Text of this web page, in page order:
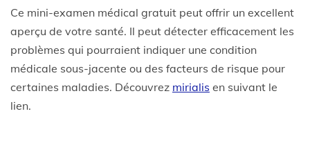
Ce mini-examen médical gratuit peut offrir un excellent
aperçu de votre santé. Il peut détecter efficacement les
problèmes qui pourraient indiquer une condition
médicale sous-jacente ou des facteurs de risque pour
certaines maladies. Découvrez mirialis en suivant le
lien.